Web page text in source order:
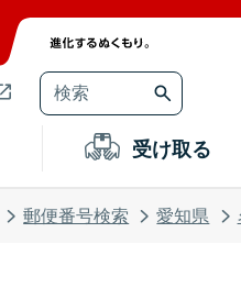
受け取る
郵便番号検索 愛知県